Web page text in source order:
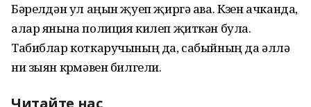
Бәрелүдән ул аңын җуеп җиргә ава. Күзен ачканда,
алар янына полиция килеп җиткән була.
Табиблар коткаручының да, сабыйның да әллә
ни зыян күрмәвен билгели.
Читайте нас